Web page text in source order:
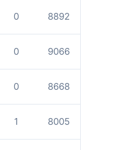
0 8892
0 9066
0 8668
1 8005